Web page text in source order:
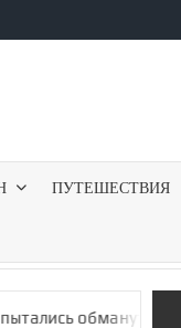
ПУТЕШЕСТВИЯ
обмануть меня